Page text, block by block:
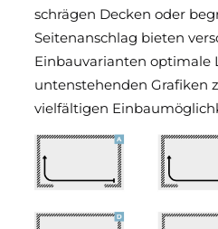
schrägen Decken oder
Seitenanschlag bieten
Einbauvarianten optimale
untenstehenden Grafiken
vielfältigen